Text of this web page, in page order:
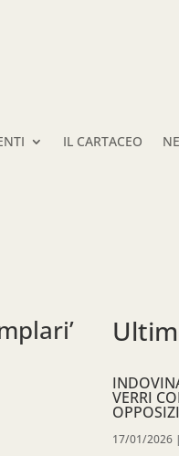
IL CARTACEO
VERRI
17/01/2026|